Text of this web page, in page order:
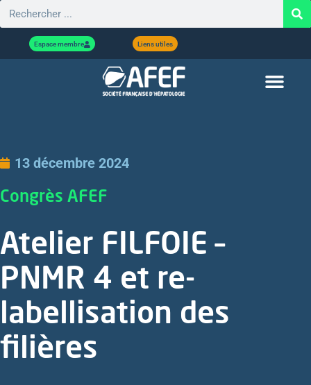
Espace membre Liens utiles
13 décembre 2024
Congrès AFEF
Atelier FILFOIE –
PNMR 4 et re-
labellisation des
filières